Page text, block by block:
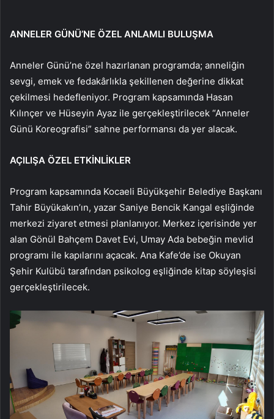
ANNELER GÜNÜ’NE ÖZEL ANLAMLI BULUŞMA
Anneler Günü’ne özel hazırlanan programda; anneliğin
sevgi, emek ve fedakârlıkla şekillenen değerine dikkat
çekilmesi hedefleniyor. Program kapsamında Hasan
Kılınçer ve Hüseyin Ayaz ile gerçekleştirilecek “Anneler
Günü Koreografisi” sahne performansı da yer alacak.
AÇILIŞA ÖZEL ETKİNLİKLER
Program kapsamında Kocaeli Büyükşehir Belediye Başkanı
Tahir Büyükakın’ın, yazar Saniye Bencik Kangal eşliğinde
merkezi ziyaret etmesi planlanıyor. Merkez içerisinde yer
alan Gönül Bahçem Davet Evi, Umay Ada bebeğin mevlid
programı ile kapılarını açacak. Ana Kafe’de ise Okuyan
Şehir Kulübü tarafından psikolog eşliğinde kitap söyleşisi
gerçekleştirilecek.